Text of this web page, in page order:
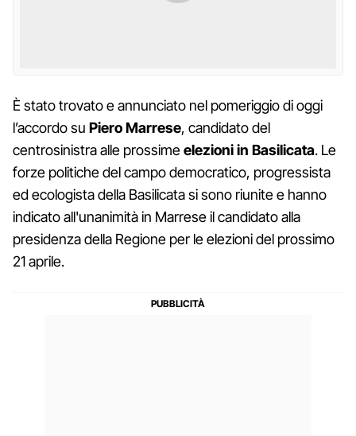
È stato trovato e annunciato nel pomeriggio di oggi
l’accordo su Piero Marrese, candidato del
centrosinistra alle prossimeelezioni in Basilicata. Le
forze politiche del campo democratico, progressista
ed ecologista della Basilicata si sono riunite e hanno
indicato all'unanimità in Marrese il candidato alla
presidenza della Regione per le elezioni del prossimo
21 aprile.